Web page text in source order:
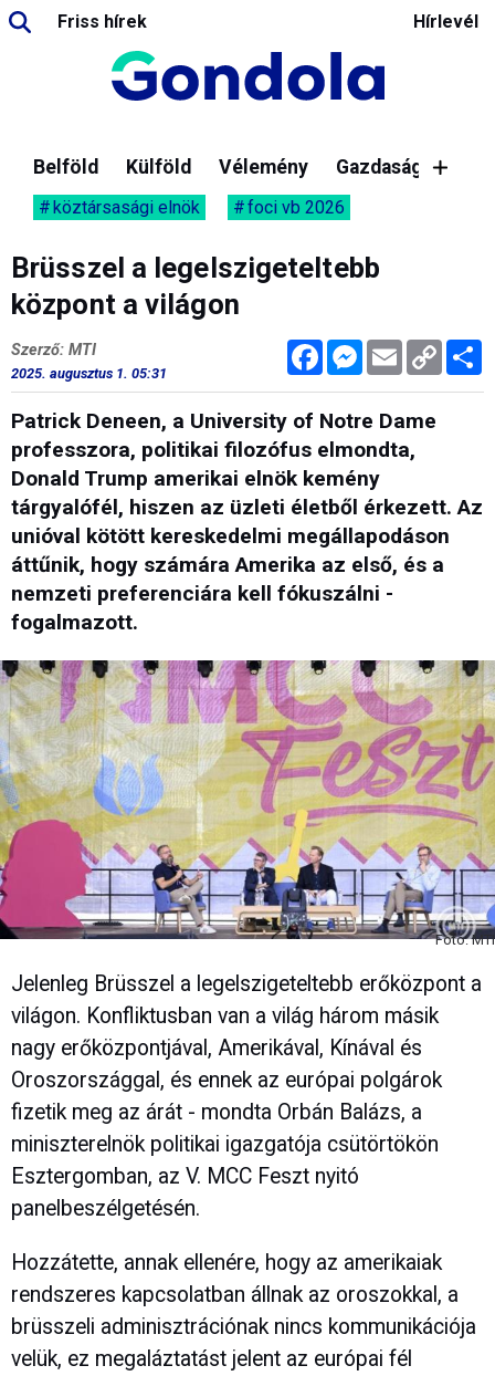
Friss hírek Hírlevél
Belföld Külföld Vélemény Gazdaság
köztársasági elnök foci vb 2026
Brüsszel a legelszigeteltebb
központ a világon
FacebookMessenger
Email Copy
Link
Szerző: MTI
2025. augusztus 1. 05:31
Patrick Deneen, a University of Notre Dame
professzora, politikai filozófus elmondta,
Donald Trump amerikai elnök kemény
tárgyalófél, hiszen az üzleti életből érkezett. Az
unióval kötött kereskedelmi megállapodáson
áttűnik, hogy számára Amerika az első, és a
nemzeti preferenciára kell fókuszálni -
fogalmazott.
Fotó: MTI
Jelenleg Brüsszel a legelszigeteltebb erőközpont a
világon. Konfliktusban van a világ három másik
nagy erőközpontjával, Amerikával, Kínával és
Oroszországgal, és ennek az európai polgárok
fizetik meg az árát - mondta Orbán Balázs, a
miniszterelnök politikai igazgatója csütörtökön
Esztergomban, az V. MCC Feszt nyitó
panelbeszélgetésén.
Hozzátette, annak ellenére, hogy az amerikaiak
rendszeres kapcsolatban állnak az oroszokkal, a
brüsszeli adminisztrációnak nincs kommunikációja
velük, ez megaláztatást jelent az európai fél